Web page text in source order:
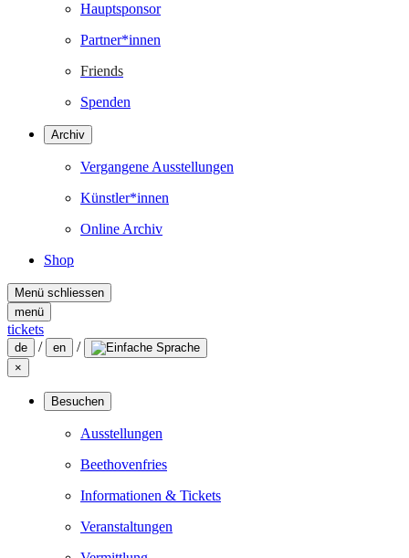
Hauptsponsor
Partner*innen
Friends
Spenden
Archiv
Vergangene Ausstellungen
Künstler*innen
Online Archiv
Shop
Menü schliessen
menü
tickets
de / en /
×
Besuchen
Ausstellungen
Beethovenfries
Informationen & Tickets
Veranstaltungen